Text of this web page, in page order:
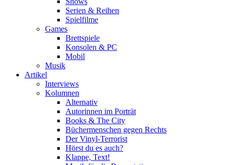
Serien & Reihen
Spielfilme
Games
Brettspiele
Konsolen & PC
Mobil
Musik
Artikel
Interviews
Kolumnen
Alternativ
Autorinnen im Porträt
Books & The City
Büchermenschen gegen Rechts
Der Vinyl-Terrorist
Hörst du es auch?
Klappe, Text!